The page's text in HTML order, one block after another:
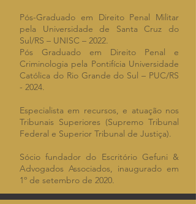
Pós-Graduado em Direito Penal Militar
pela Universidade de Santa Cruz do
Sul/RS – UNISC – 2022.
Pós Graduado em Direito Penal e
Criminologia pela Pontifícia Universidade
Católica do Rio Grande do Sul – PUC/RS
- 2024.
Especialista em recursos, e atuação nos
Tribunais Superiores (Supremo Tribunal
Federal e Superior Tribunal de Justiça).
Sócio fundador do Escritório Gefuni &
Advogados Associados, inaugurado em
1º de setembro de 2020.